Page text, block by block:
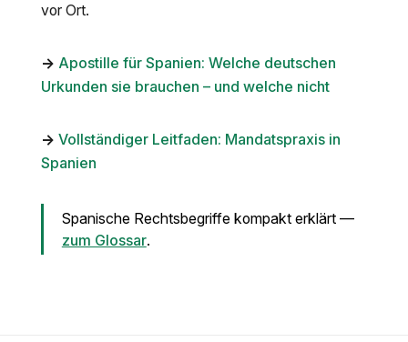
vor Ort.
→ Apostille für Spanien: Welche deutschen
Urkunden sie brauchen – und welche nicht
→ Vollständiger Leitfaden: Mandatspraxis in
Spanien
Spanische Rechtsbegriffe kompakt erklärt —
zum Glossar.